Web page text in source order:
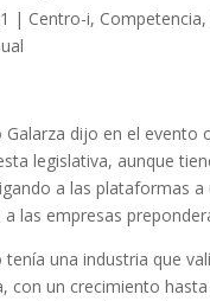
| Centro-i, Competencia,
Galarza dijo en el
legislativa, aunque
a las plataformas
las empresas
una industria que
con un crecimiento